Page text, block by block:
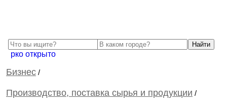
рко открыто
Бизнес /
Производство, поставка сырья и продукции /